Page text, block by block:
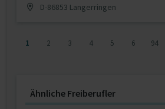
D-86853 Langerringen
1 2 3 4 5 6 94
Ähnliche Freiberufler